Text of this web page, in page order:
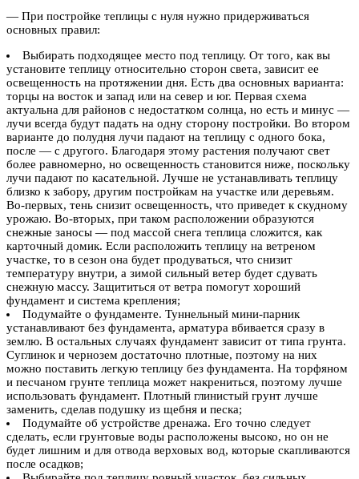
— При постройке теплицы с нуля нужно придерживаться
основных правил:
Выбирать подходящее место под теплицу. От того, как вы
установите теплицу относительно сторон света, зависит ее
освещенность на протяжении дня. Есть два основных варианта:
торцы на восток и запад или на север и юг. Первая схема
актуальна для районов с недостатком солнца, но есть и минус —
лучи всегда будут падать на одну сторону постройки. Во втором
варианте до полудня лучи падают на теплицу с одного бока,
после — с другого. Благодаря этому растения получают свет
более равномерно, но освещенность становится ниже, поскольку
лучи падают по касательной. Лучше не устанавливать теплицу
близко к забору, другим постройкам на участке или деревьям.
Во-первых, тень снизит освещенность, что приведет к скудному
урожаю. Во-вторых, при таком расположении образуются
снежные заносы — под массой снега теплица сложится, как
карточный домик. Если расположить теплицу на ветреном
участке, то в сезон она будет продуваться, что снизит
температуру внутри, а зимой сильный ветер будет сдувать
снежную массу. Защититься от ветра помогут хороший
фундамент и система крепления;
Подумайте о фундаменте. Туннельный мини-парник
устанавливают без фундамента, арматура вбивается сразу в
землю. В остальных случаях фундамент зависит от типа грунта.
Суглинок и чернозем достаточно плотные, поэтому на них
можно поставить легкую теплицу без фундамента. На торфяном
и песчаном грунте теплица может накрениться, поэтому лучше
использовать фундамент. Плотный глинистый грунт лучше
заменить, сделав подушку из щебня и песка;
Подумайте об устройстве дренажа. Его точно следует
сделать, если грунтовые воды расположены высоко, но он не
будет лишним и для отвода верховых вод, которые скапливаются
после осадков;